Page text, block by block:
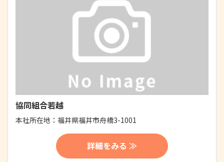
協同組合若越
本社所在地： 福井県福井市舟橋3-1001
詳細をみる ≫